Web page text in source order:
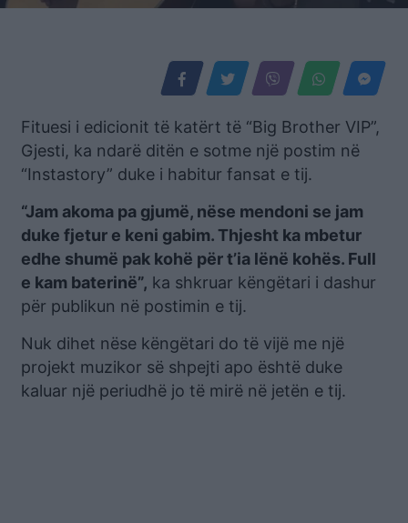
Fituesi i edicionit të katërt të “Big Brother VIP”,
Gjesti, ka ndarë ditën e sotme një postim në
“Instastory” duke i habitur fansat e tij.
“Jam akoma pa gjumë, nëse mendoni se jam
duke fjetur e keni gabim. Thjesht ka mbetur
edhe shumë pak kohë për t’ia lënë kohës. Full
e kam baterinë”, ka shkruar këngëtari i dashur
për publikun në postimin e tij.
Nuk dihet nëse këngëtari do të vijë me një
projekt muzikor së shpejti apo është duke
kaluar një periudhë jo të mirë në jetën e tij.